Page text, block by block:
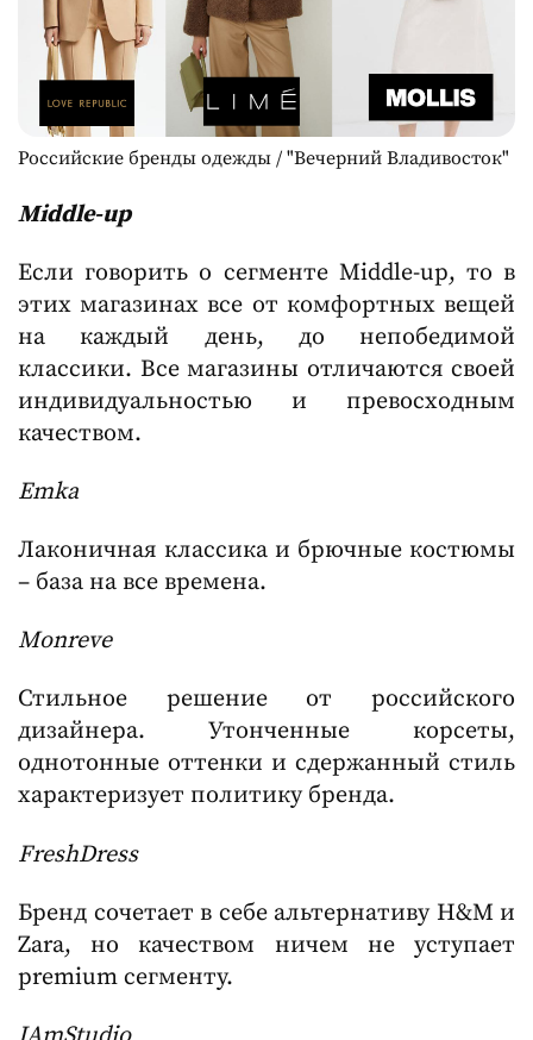
Российские бренды одежды / "Вечерний Владивосток"
Middle-up
Если говорить о сегменте Middle-up, то в
этих магазинах все от комфортных вещей
на каждый день, до непобедимой
классики. Все магазины отличаются своей
индивидуальностью и превосходным
качеством.
Emka
Лаконичная классика и брючные костюмы
– база на все времена.
Monreve
Стильное решение от российского
дизайнера. Утонченные корсеты,
однотонные оттенки и сдержанный стиль
характеризует политику бренда.
FreshDress
Бренд сочетает в себе альтернативу H&M и
Zara, но качеством ничем не уступает
premium сегменту.